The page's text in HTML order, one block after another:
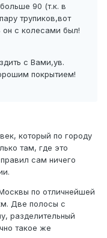
90 (т.к. в
трупиков,вот
он с колесами был!
с Вами,ув.
покрытием!
который по городу
там, где это
сам ничего
по отличнейшей
Две полосы с
разделительный
такое же